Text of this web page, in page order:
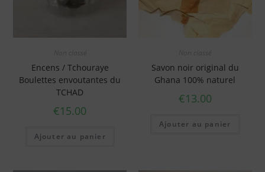
Non classé
Encens / Tchouraye
Boulettes envoutantes du
TCHAD
€15.00
Ajouter au panier
Non classé
Savon noir original du
Ghana 100% naturel
€13.00
Ajouter au panier